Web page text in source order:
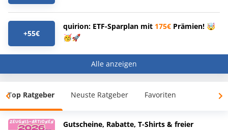
+55€
quirion: ETF-Sparplan mit 175€ Prämien! 🤯
🥳🚀
Alle anzeigen
Top Ratgeber Neuste Ratgeber Favoriten
Gutscheine, Rabatte, T-Shirts & freier